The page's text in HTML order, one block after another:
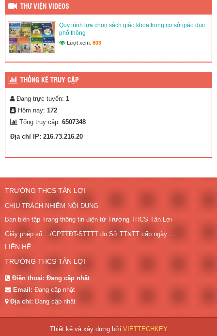
(02/03/2020)
THƯ VIỆN VIDEOS
Quy trình lựa chọn sách giáo khoa trong cơ sở giáo dục
phổ thông
Lượt xem: 603
THỐNG KÊ TRUY CẬP
Đang trực tuyến: 1
Hôm nay: 172
Tổng truy cập: 6507348
Địa chỉ IP: 216.73.216.20
TRƯỜNG THCS TÂN LỢI
CHỊU TRÁCH NHIỆM NỘI DUNG
Ban biên tập Trang thông tin điện tử Trường THCS Tân Lợi
Giấy phép số .../GPTTĐT-STTTT do Sở TT&TT cấp ngày ....
LIÊN HỆ
TRƯỜNG THCS TÂN LỢI
Điện thoại:Đang cập nhật
Email:Đang cập nhật
Địa chỉ:Đang cập nhật
Thiết kế và xây dựng bởi VIETTECHKEY